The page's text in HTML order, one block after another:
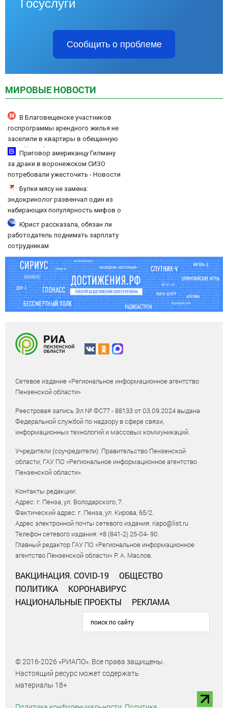
Госуслуги
Сообщить о проблеме
МИРОВЫЕ НОВОСТИ
В Благовещенске участников
госпрограммы арендного жилья не
заселили в квартиры в обещанную
дату (ФОТО)
Приговор американцу Гилману
за драки в воронежском СИЗО
потребовали ужесточить - Новости
на Вести.ru
Булки мясу не замена:
эндокринолог развенчал один из
набирающих популярность мифов о
питанииЮрист рассказала, обязан ли
работодатель поднимать зарплату
сотрудникам
Сетевое издание «Региональное информационное агентство
Пензенской области»
Реестровая запись Эл № ФС77 - 88133 от 03.09.2024 выдана
Федеральной службой по надзору в сфере связи,
информационных технологий и массовых коммуникаций.
Учредители (соучредители): Правительство Пензенской
области; ГАУ ПО «Региональное информационное агентство
Пензенской области».
Контакты редакции:
Адрес: г. Пенза, ул. Володарского, 7.
Фактический адрес: г. Пенза, ул. Кирова, 65/2.
Адрес электронной почты сетевого издания: riapo@list.ru
Телефон сетевого издания: +8 (841-2) 25-04- 90.
Главный редактор ГАУ ПО «Региональное информационное
агентство Пензенской области» Р. А. Маслов.
ВАКЦИНАЦИЯ. COVID-19
ОБЩЕСТВО
ПОЛИТИКА
КОРОНАВИРУС
НАЦИОНАЛЬНЫЕ ПРОЕКТЫ
РЕКЛАМА
© 2016-2026 «РИАПО». Все права защищены.
Настоящий ресурс может содержать
материалы 18+